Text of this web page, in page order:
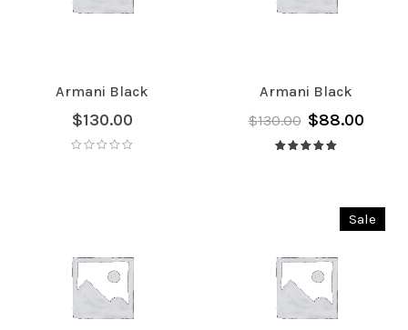
Armani Black
$130.00
Armani Black
$130.00 $88.00
Sale